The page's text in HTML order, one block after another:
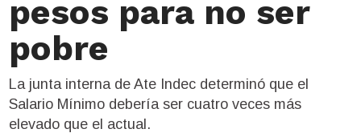
pesos para no ser
pobre
La junta interna de Ate Indec determinó que el
Salario Mínimo debería ser cuatro veces más
elevado que el actual.